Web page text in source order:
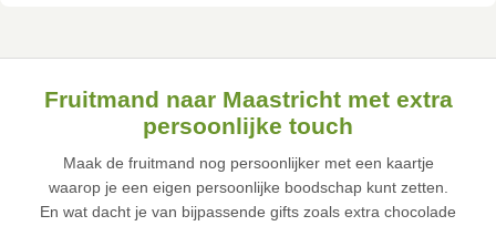
Fruitmand naar Maastricht met extra
persoonlijke touch
Maak de fruitmand nog persoonlijker met een kaartje
waarop je een eigen persoonlijke boodschap kunt zetten.
En wat dacht je van bijpassende gifts zoals extra chocolade